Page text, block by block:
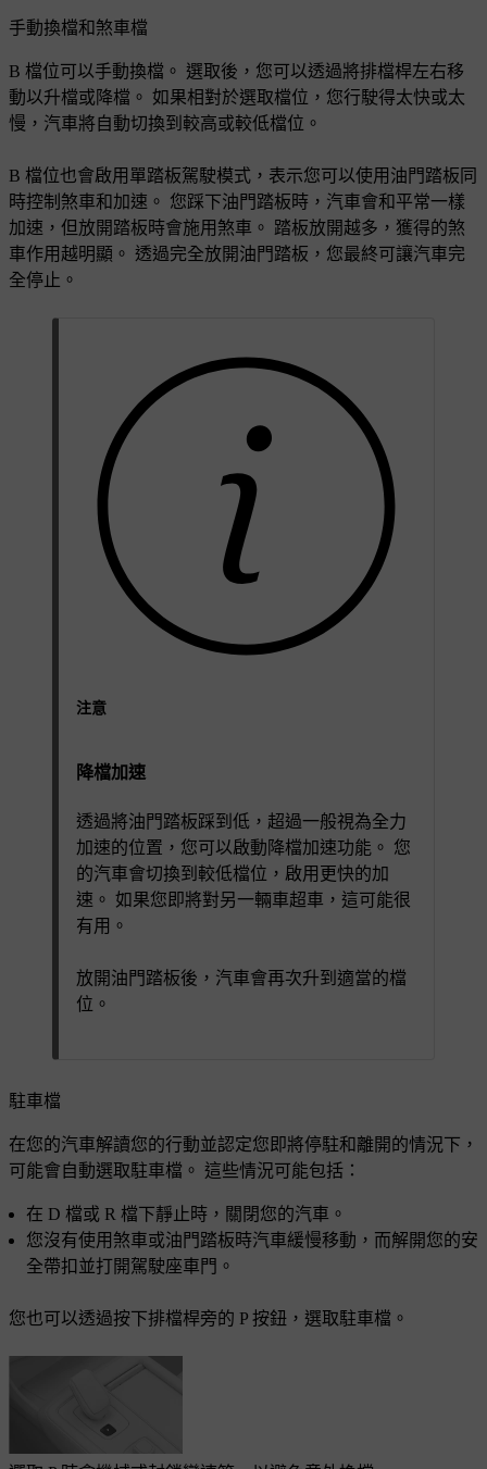
手動換檔和煞車檔
B 檔位可以手動換檔。 選取後，您可以透過將排檔桿左右移
動以升檔或降檔。 如果相對於選取檔位，您行駛得太快或太
慢，汽車將自動切換到較高或較低檔位。
B 檔位也會啟用單踏板駕駛模式，表示您可以使用油門踏板同
時控制煞車和加速。 您踩下油門踏板時，汽車會和平常一樣
加速，但放開踏板時會施用煞車。 踏板放開越多，獲得的煞
車作用越明顯。 透過完全放開油門踏板，您最終可讓汽車完
全停止。
注意
降檔加速
透過將油門踏板踩到低，超過一般視為全力
加速的位置，您可以啟動降檔加速功能。 您
的汽車會切換到較低檔位，啟用更快的加
速。 如果您即將對另一輛車超車，這可能很
有用。
放開油門踏板後，汽車會再次升到適當的檔
位。
駐車檔
在您的汽車解讀您的行動並認定您即將停駐和離開的情況下，
可能會自動選取駐車檔。 這些情況可能包括：
在 D 檔或 R 檔下靜止時，關閉您的汽車。
您沒有使用煞車或油門踏板時汽車緩慢移動，而解開您的安
全帶扣並打開駕駛座車門。
您也可以透過按下排檔桿旁的 P 按鈕，選取駐車檔。